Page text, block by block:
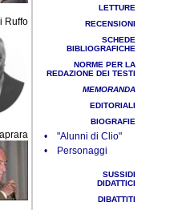
Ruffo
LETTURE
RECENSIONI
SCHEDE
BIBLIOGRAFICHE
NORME PER LA
REDAZIONE DEI TESTI
MEMORANDA
EDITORIALI
BIOGRAFIE
• "Alunni di Clio"
• Personaggi
SUSSIDI
DIDATTICI
DIBATTITI